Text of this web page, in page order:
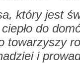
który jest
ciepło do
towarzyszy
i